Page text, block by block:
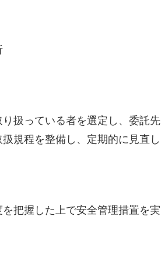
扱っている者を選定し、委託先
規程を整備し、定期的に見直し
把握した上で安全管理措置を実